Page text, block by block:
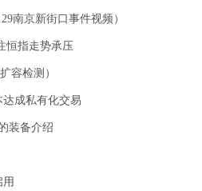
南京新街口事件视频）
恒指走势承压
容检测）
成私有化交易
装备介绍